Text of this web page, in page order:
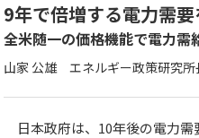
9年で倍増する電力需
全米随一の価格機能で電力需
山家 公雄 エネルギー政策研究所
日本政府は、10年後の電力需